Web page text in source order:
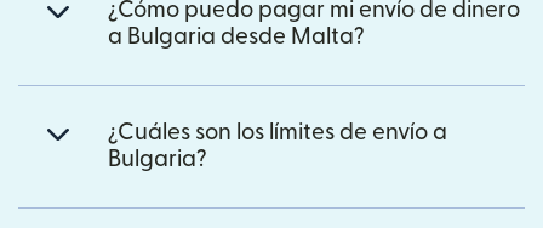
¿Cómo puedo pagar mi envío de dinero
a Bulgaria desde Malta?
¿Cuáles son los límites de envío a
Bulgaria?